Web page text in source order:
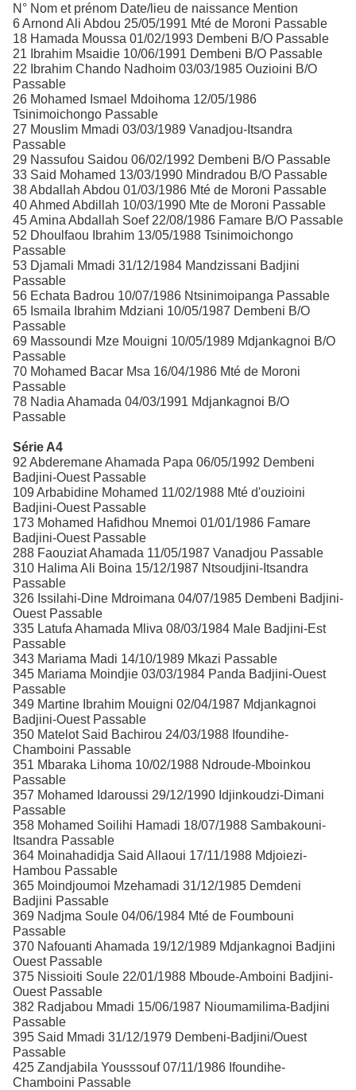
N° Nom et prénom Date/lieu de naissance Mention
6 Arnond Ali Abdou 25/05/1991 Mté de Moroni Passable
18 Hamada Moussa 01/02/1993 Dembeni B/O Passable
21 Ibrahim Msaidie 10/06/1991 Dembeni B/O Passable
22 Ibrahim Chando Nadhoim 03/03/1985 Ouzioini B/O
Passable
26 Mohamed Ismael Mdoihoma 12/05/1986
Tsinimoichongo Passable
27 Mouslim Mmadi 03/03/1989 Vanadjou-Itsandra
Passable
29 Nassufou Saidou 06/02/1992 Dembeni B/O Passable
33 Said Mohamed 13/03/1990 Mindradou B/O Passable
38 Abdallah Abdou 01/03/1986 Mté de Moroni Passable
40 Ahmed Abdillah 10/03/1990 Mte de Moroni Passable
45 Amina Abdallah Soef 22/08/1986 Famare B/O Passable
52 Dhoulfaou Ibrahim 13/05/1988 Tsinimoichongo
Passable
53 Djamali Mmadi 31/12/1984 Mandzissani Badjini
Passable
56 Echata Badrou 10/07/1986 Ntsinimoipanga Passable
65 Ismaila Ibrahim Mdziani 10/05/1987 Dembeni B/O
Passable
69 Massoundi Mze Mouigni 10/05/1989 Mdjankagnoi B/O
Passable
70 Mohamed Bacar Msa 16/04/1986 Mté de Moroni
Passable
78 Nadia Ahamada 04/03/1991 Mdjankagnoi B/O
Passable
Série A4
92 Abderemane Ahamada Papa 06/05/1992 Dembeni
Badjini-Ouest Passable
109 Arbabidine Mohamed 11/02/1988 Mté d'ouzioini
Badjini-Ouest Passable
173 Mohamed Hafidhou Mnemoi 01/01/1986 Famare
Badjini-Ouest Passable
288 Faouziat Ahamada 11/05/1987 Vanadjou Passable
310 Halima Ali Boina 15/12/1987 Ntsoudjini-Itsandra
Passable
326 Issilahi-Dine Mdroimana 04/07/1985 Dembeni Badjini-
Ouest Passable
335 Latufa Ahamada Mliva 08/03/1984 Male Badjini-Est
Passable
343 Mariama Madi 14/10/1989 Mkazi Passable
345 Mariama Moindjie 03/03/1984 Panda Badjini-Ouest
Passable
349 Martine Ibrahim Mouigni 02/04/1987 Mdjankagnoi
Badjini-Ouest Passable
350 Matelot Said Bachirou 24/03/1988 Ifoundihe-
Chamboini Passable
351 Mbaraka Lihoma 10/02/1988 Ndroude-Mboinkou
Passable
357 Mohamed Idaroussi 29/12/1990 Idjinkoudzi-Dimani
Passable
358 Mohamed Soilihi Hamadi 18/07/1988 Sambakouni-
Itsandra Passable
364 Moinahadidja Said Allaoui 17/11/1988 Mdjoiezi-
Hambou Passable
365 Moindjoumoi Mzehamadi 31/12/1985 Demdeni
Badjini Passable
369 Nadjma Soule 04/06/1984 Mté de Foumbouni
Passable
370 Nafouanti Ahamada 19/12/1989 Mdjankagnoi Badjini
Ouest Passable
375 Nissioiti Soule 22/01/1988 Mboude-Amboini Badjini-
Ouest Passable
382 Radjabou Mmadi 15/06/1987 Nioumamilima-Badjini
Passable
395 Said Mmadi 31/12/1979 Dembeni-Badjini/Ouest
Passable
425 Zandjabila Yousssouf 07/11/1986 Ifoundihe-
Chamboini Passable